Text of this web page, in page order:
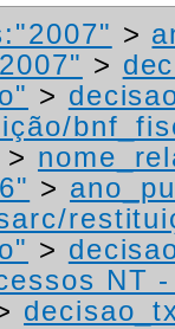
>
>
>
>
>
>
NT